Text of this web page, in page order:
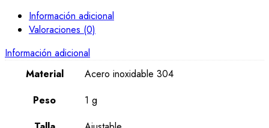
Información adicional
Valoraciones (0)
Información adicional
Material
Acero inoxidable 304
Peso
1 g